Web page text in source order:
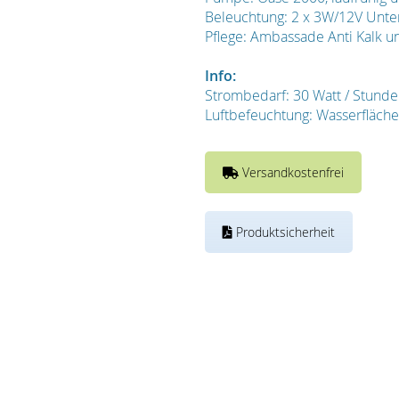
Beleuchtung: 2 x 3W/12V
Pflege: Ambassade Anti Kalk
Info:
Strombedarf: 30 Watt /
Luftbefeuchtung:
Versandkostenfrei
Produktsicherheit